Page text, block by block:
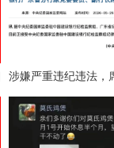
涉嫌严重违纪违法，